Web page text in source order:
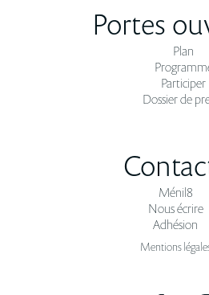
Portes
Plan
Participer
Dossier de
Ménil8
Nous écrire
Adhésion
Mentions